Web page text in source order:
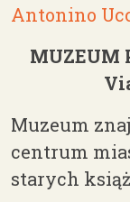
Antonino
MUZEUM
Muzeum
centrum
starych